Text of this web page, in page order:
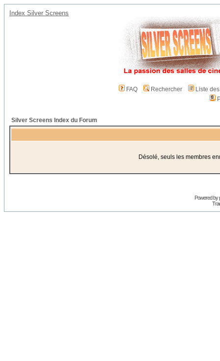
Index Silver Screens
FAQ Rechercher
Liste
Silver Screens Index du Forum
Désolé, seuls les membres
Powered by